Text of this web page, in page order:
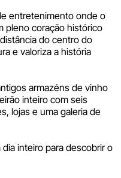
entretenimento onde o
pleno coração histórico
do centro do
e valoriza a história
armazéns de vinho
inteiro com seis
, lojas e uma galeria de
inteiro para descobrir o